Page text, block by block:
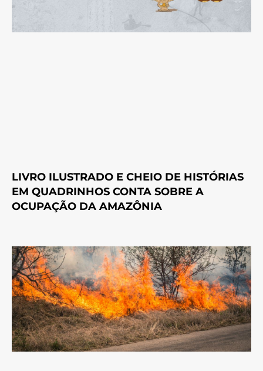
LIVRO ILUSTRADO E CHEIO DE HISTÓRIAS
EM QUADRINHOS CONTA SOBRE A
OCUPAÇÃO DA AMAZÔNIA